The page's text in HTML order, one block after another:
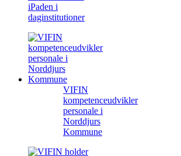
iPaden i
daginstitutioner
VIFIN
kompetenceudvikler
personale i
Norddjurs
Kommune